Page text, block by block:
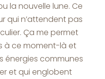
la nouvelle lune. Ce
qui n’attendent pas
Ça me permet
à ce moment-là et
énergies communes
et qui englobent